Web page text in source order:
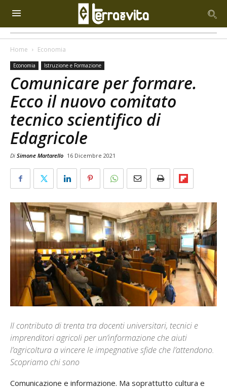
Home Economia
Economia Istruzione e Formazione
Comunicare per formare.
Ecco il nuovo comitato
tecnico scientifico di
Edagricole
Di Simone Martarello 16 Dicembre 2021
Il contributo di trenta tra docenti universitari, tecnici e
imprenditori agricoli per un’informazione che aiuti
l’agricoltura a vincere le impegnative sfide che l’attendono.
Scopriamo chi sono
Comunicazione e informazione. Ma soprattutto cultura e